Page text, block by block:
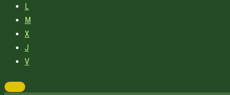
L
M
X
J
V